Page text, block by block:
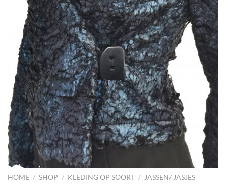
HOME / SHOP / KLEDING OP SOORT / JASSEN/ JASJES